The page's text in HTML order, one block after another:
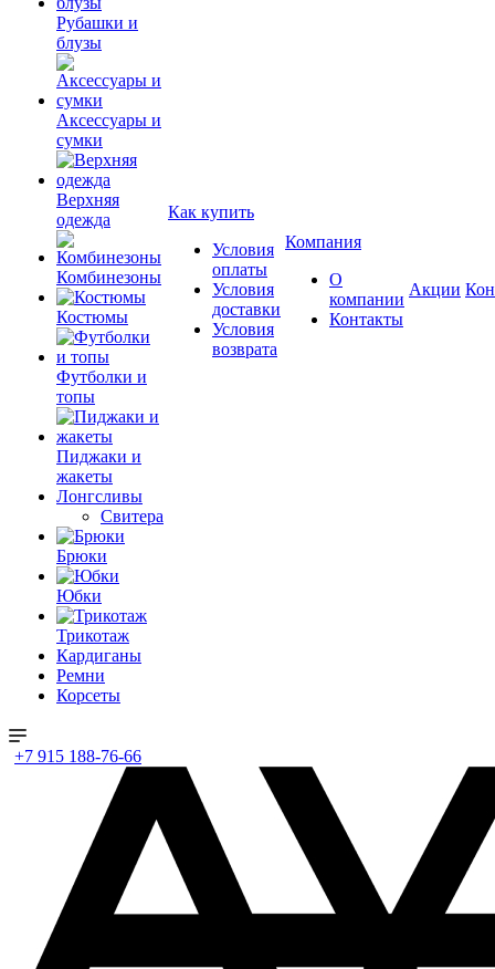
Рубашки и
блузы
Аксессуары и
сумки
Верхняя
одежда
Комбинезоны
Костюмы
Футболки и
топы
Пиджаки и
жакеты
Лонгсливы
Свитера
Брюки
Юбки
Трикотаж
Кардиганы
Ремни
Корсеты
Как купить
Условия
оплаты
Условия
доставки
Условия
возврата
Компания
О
компании
Контакты
Акции
+7 915 188-76-66